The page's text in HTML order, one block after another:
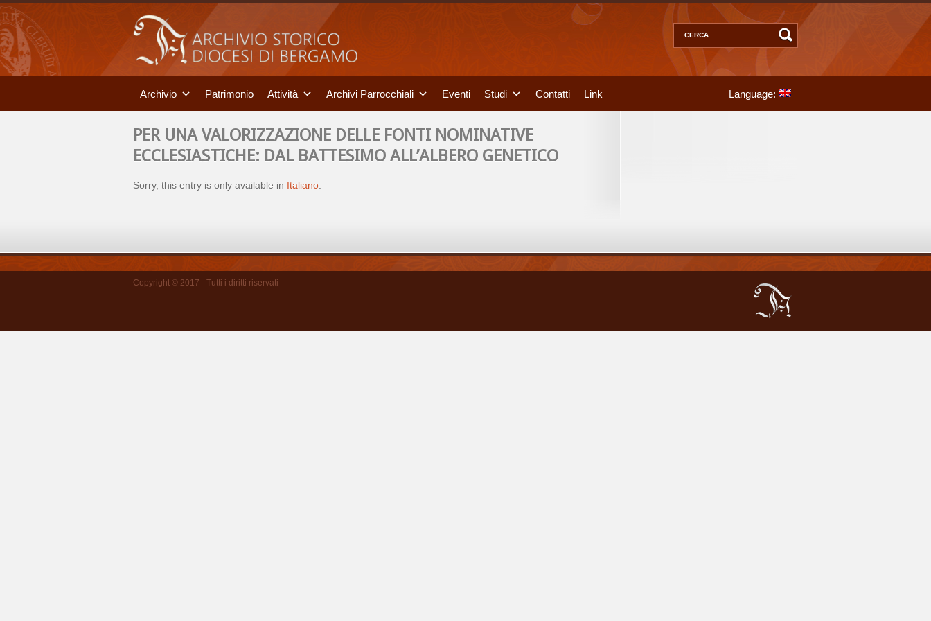
Archivio Patrimonio Attività Archivi Parrocchiali Eventi Studi Contatti Link Language:
PER UNA VALORIZZAZIONE DELLE FONTI NOMINATIVE
ECCLESIASTICHE: DAL BATTESIMO ALL’ALBERO GENETICO
Sorry, this entry is only available in Italiano
Copyright © 2017 - Tutti i diritti riservati